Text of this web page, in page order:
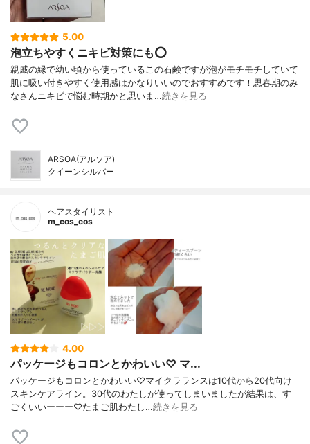
5.00
泡立ちやすくニキビ対策にも⭕
親戚の縁で幼い頃から使っているこの石鹸ですが泡がモチモチしていて
肌に吸い付きやすく使用感はかなりいいのでおすすめです！思春期のみ
なさんニキビで悩む時期かと思いま…続きを見る
ARSOA(アルソア)
クイーンシルバー
ヘアスタイリスト
m_cos_cos
4.00
パッケージもコロンとかわいい♡ マ...
パッケージもコロンとかわいい♡マイクラランスは10代から20代向け
スキンケアライン。30代のわたしが使ってしまいましたが結果は、す
ごくいいーーー♡たまご肌わたし…続きを見る